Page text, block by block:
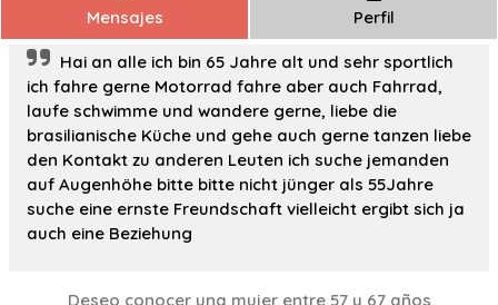
Mensajes Perfil
Hai an alle ich bin 65 Jahre alt und sehr sportlich
ich fahre gerne Motorrad fahre aber auch Fahrrad,
laufe schwimme und wandere gerne, liebe die
brasilianische Küche und gehe auch gerne tanzen liebe
den Kontakt zu anderen Leuten ich suche jemanden
auf Augenhöhe bitte bitte nicht jünger als 55Jahre
suche eine ernste Freundschaft vielleicht ergibt sich ja
auch eine Beziehung
Deseo conocer una mujer entre 57 y 67 años